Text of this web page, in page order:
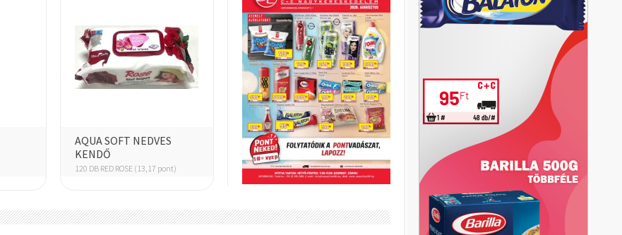
ÁLLATELEDEL
FRESH
HARIBO
HELL
AQUA SOFT NEDVES
KENDŐ
120 DB RED ROSE (13,17 pont)